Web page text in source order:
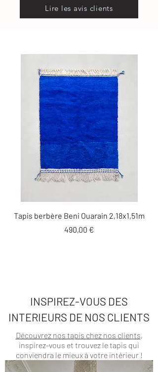
Lire les avis clients
Tapis berbère Beni Ouarain 2,18x1,51m
Prix
490,00 €
INSPIREZ-VOUS DES
INTERIEURS DE NOS CLIENTS
Découvrez nos tapis chez nos clients,
inspirez-vous et trouvez le tapis qui
conviendra le mieux à votre intérieur !